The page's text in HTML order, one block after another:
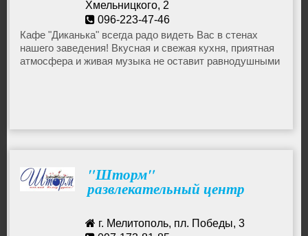
Ночные клубы
Рестораны
Хмельницкого, 2
096-223-47-46
Кафе "Диканька" всегда радо видеть Вас в стенах
нашего заведения! Вкусная и свежая кухня, приятная
атмосфера и живая музыка не оставит равнодушными
"Шторм"
развлекательный центр
г. Мелитополь, пл. Победы, 3